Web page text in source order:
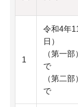
1
令和4年
日）
（第一
で
（第二
で